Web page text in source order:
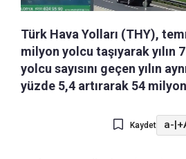
Türk Hava Yolları (THY),
milyon yolcu taşıyarak yılın
yolcu sayısını geçen yılın
yüzde 5,4 artırarak 54
Kaydet a-|